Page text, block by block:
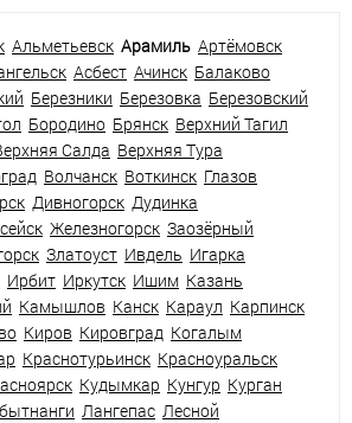
Альметьевск Арамиль Артёмовск
Асбест Ачинск Балаково
Березники Березовка Березовский
Бородино Брянск Верхний Тагил
Салда Верхняя Тура
Волчанск Воткинск Глазов
Дивногорск Дудинка
Железногорск Заозёрный
Златоуст Ивдель Игарка
Ирбит Иркутск Ишим Казань
Камышлов Канск Караул Карпинск
Киров Кировград Когалым
Краснотурьинск Красноуральск
Кудымкар Кунгур Курган
Лангепас Лесной